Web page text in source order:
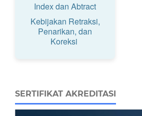
Index dan Abtract
Kebijakan Retraksi,
Penarikan, dan
Koreksi
SERTIFIKAT AKREDITASI